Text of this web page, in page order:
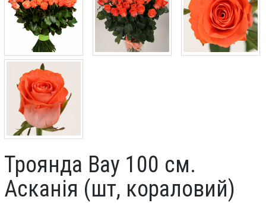
Троянда Вау 100 см.
Асканія (шт, кораловий)